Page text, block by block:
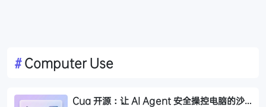
#Computer Use
Cua 开源：让 AI Agent 安全操控电脑的沙